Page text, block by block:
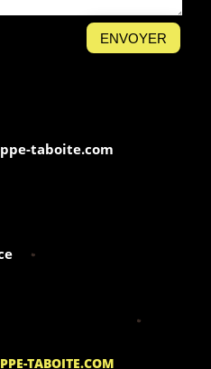
ENVOYER
taboite.com
TABOITE.COM